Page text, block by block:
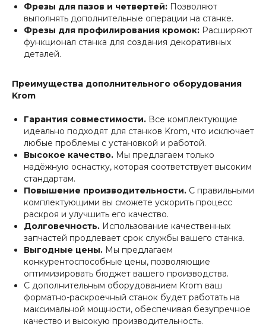
Фрезы для пазов и четвертей: Позволяют
выполнять дополнительные операции на станке.
Фрезы для профилирования кромок: Расширяют
функционал станка для создания декоративных
деталей.
Преимущества дополнительного оборудования
Krom
Гарантия совместимости. Все комплектующие
идеально подходят для станков Krom, что исключает
любые проблемы с установкой и работой.
Высокое качество. Мы предлагаем только
надёжную оснастку, которая соответствует высоким
стандартам.
Повышение производительности. С правильными
комплектующими вы сможете ускорить процесс
раскроя и улучшить его качество.
Долговечность. Использование качественных
запчастей продлевает срок службы вашего станка.
Выгодные цены. Мы предлагаем
конкурентоспособные цены, позволяющие
оптимизировать бюджет вашего производства.
С дополнительным оборудованием Krom ваш
форматно-раскроечный станок будет работать на
максимальной мощности, обеспечивая безупречное
качество и высокую производительность.
©2012—2026 ИП Кочубей А.А. Все права
защищены.
исключительные права принадлежат Кочубей
С условиями продажи вы можете
ознакомиться здесь
Доставка
Оплата